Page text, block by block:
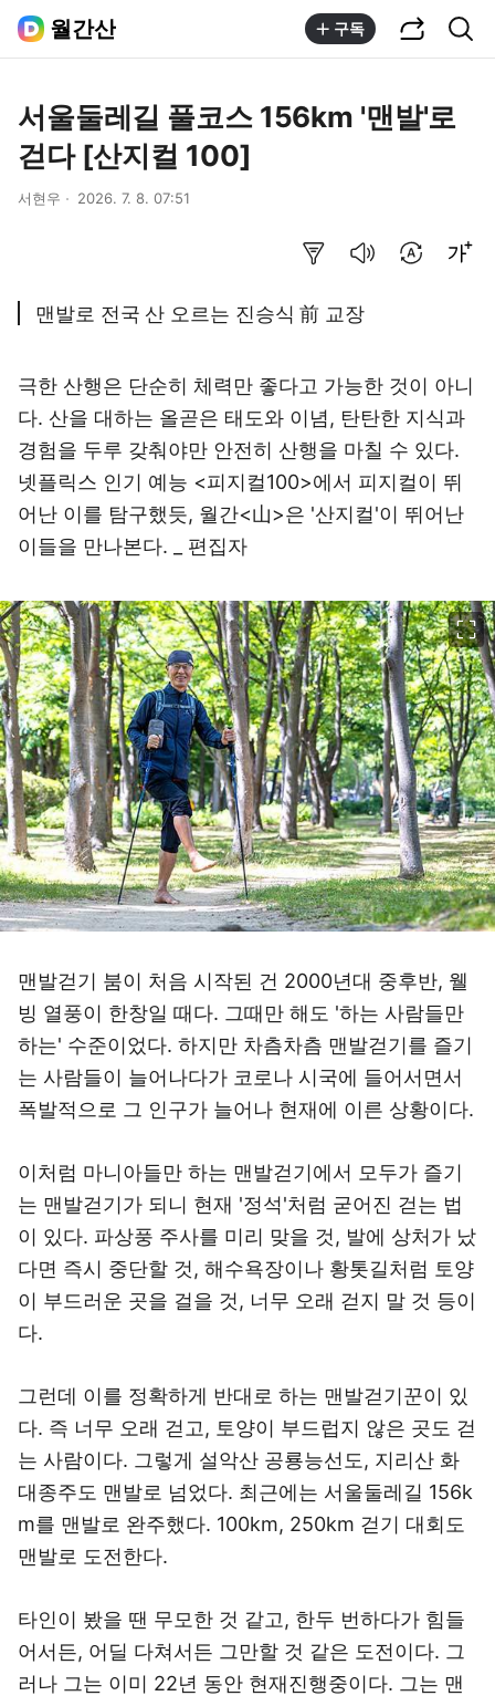
월간산 구독
서울둘레길 풀코스 156km '맨발'로
걷다 [산지컬 100]
서현우 2026. 7. 8. 07:51
맨발로 전국 산 오르는 진승식 前 교장
극한 산행은 단순히 체력만 좋다고 가능한 것이 아니
다. 산을 대하는 올곧은 태도와 이념, 탄탄한 지식과
경험을 두루 갖춰야만 안전히 산행을 마칠 수 있다.
넷플릭스 인기 예능 <피지컬100>에서 피지컬이 뛰
어난 이를 탐구했듯, 월간<山>은 '산지컬'이 뛰어난
이들을 만나본다. _ 편집자
맨발걷기 붐이 처음 시작된 건 2000년대 중후반, 웰
빙 열풍이 한창일 때다. 그때만 해도 '하는 사람들만
하는' 수준이었다. 하지만 차츰차츰 맨발걷기를 즐기
는 사람들이 늘어나다가 코로나 시국에 들어서면서
폭발적으로 그 인구가 늘어나 현재에 이른 상황이다.
이처럼 마니아들만 하는 맨발걷기에서 모두가 즐기
는 맨발걷기가 되니 현재 '정석'처럼 굳어진 걷는 법
이 있다. 파상풍 주사를 미리 맞을 것, 발에 상처가 났
다면 즉시 중단할 것, 해수욕장이나 황톳길처럼 토양
이 부드러운 곳을 걸을 것, 너무 오래 걷지 말 것 등이
다.
그런데 이를 정확하게 반대로 하는 맨발걷기꾼이 있
다. 즉 너무 오래 걷고, 토양이 부드럽지 않은 곳도 걷
는 사람이다. 그렇게 설악산 공룡능선도, 지리산 화
대종주도 맨발로 넘었다. 최근에는 서울둘레길 156k
m를 맨발로 완주했다. 100km, 250km 걷기 대회도
맨발로 도전한다.
타인이 봤을 땐 무모한 것 같고, 한두 번하다가 힘들
어서든, 어딜 다쳐서든 그만할 것 같은 도전이다. 그
러나 그는 이미 22년 동안 현재진행중이다. 그는 맨